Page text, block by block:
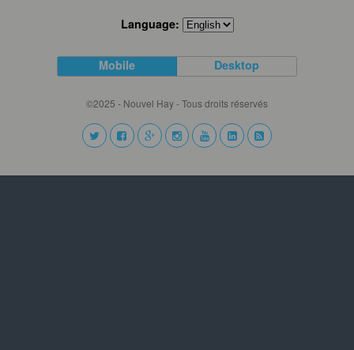
Language:
Mobile Desktop
©2025 - Nouvel Hay - Tous droits réservés